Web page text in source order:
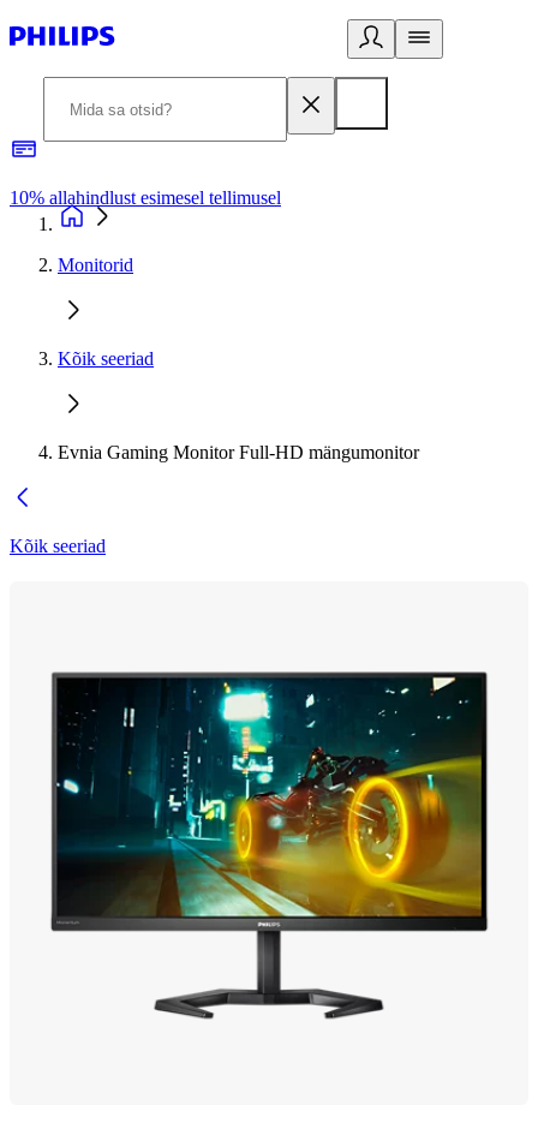
10% allahindlust esimesel tellimusel
Monitorid
Kõik seeriad
Evnia Gaming Monitor Full-HD mängumonitor
Kõik seeriad